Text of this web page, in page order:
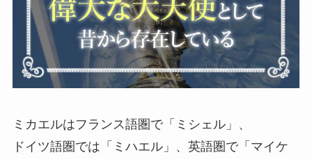
ミカエルはフランス語圏で「ミシェル」、
ドイツ語圏では「ミハエル」、英語圏で「マイケ